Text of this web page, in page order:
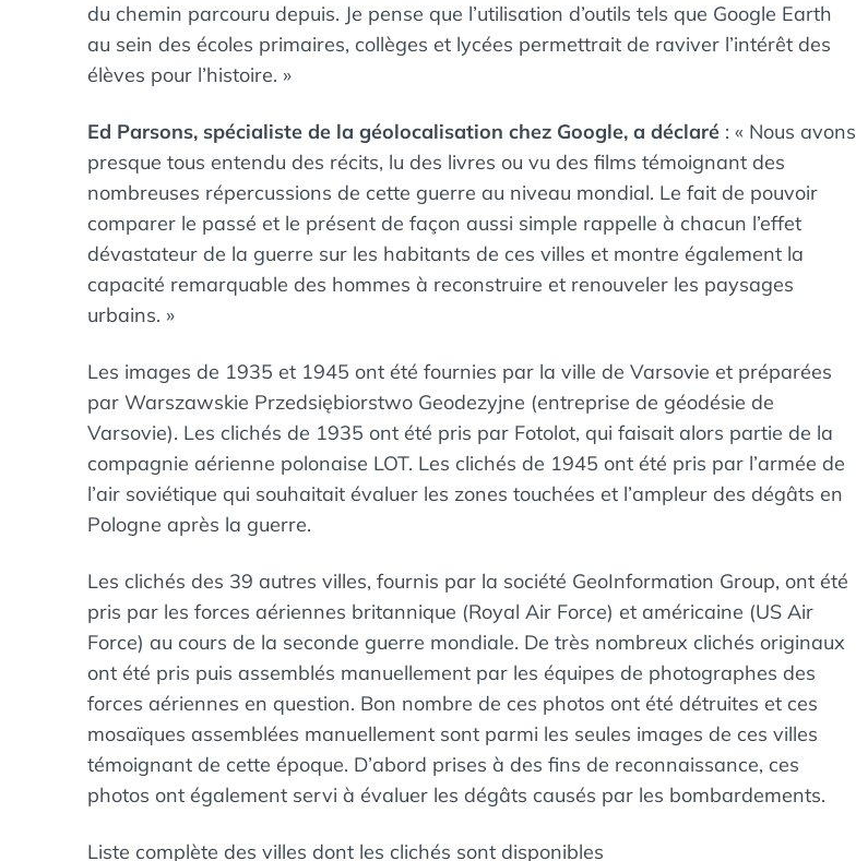
du chemin parcouru depuis. Je pense que l’utilisation d’outils tels que Google Earth
au sein des écoles primaires, collèges et lycées permettrait de raviver l’intérêt des
élèves pour l’histoire. »
Ed Parsons, spécialiste de la géolocalisation chez Google, a déclaré : « Nous avons
presque tous entendu des récits, lu des livres ou vu des films témoignant des
nombreuses répercussions de cette guerre au niveau mondial. Le fait de pouvoir
comparer le passé et le présent de façon aussi simple rappelle à chacun l’effet
dévastateur de la guerre sur les habitants de ces villes et montre également la
capacité remarquable des hommes à reconstruire et renouveler les paysages
urbains. »
Les images de 1935 et 1945 ont été fournies par la ville de Varsovie et préparées
par Warszawskie Przedsiębiorstwo Geodezyjne (entreprise de géodésie de
Varsovie). Les clichés de 1935 ont été pris par Fotolot, qui faisait alors partie de la
compagnie aérienne polonaise LOT. Les clichés de 1945 ont été pris par l’armée de
l’air soviétique qui souhaitait évaluer les zones touchées et l’ampleur des dégâts en
Pologne après la guerre.
Les clichés des 39 autres villes, fournis par la société GeoInformation Group, ont été
pris par les forces aériennes britannique (Royal Air Force) et américaine (US Air
Force) au cours de la seconde guerre mondiale. De très nombreux clichés originaux
ont été pris puis assemblés manuellement par les équipes de photographes des
forces aériennes en question. Bon nombre de ces photos ont été détruites et ces
mosaïques assemblées manuellement sont parmi les seules images de ces villes
témoignant de cette époque. D’abord prises à des fins de reconnaissance, ces
photos ont également servi à évaluer les dégâts causés par les bombardements.
Liste complète des villes dont les clichés sont disponibles